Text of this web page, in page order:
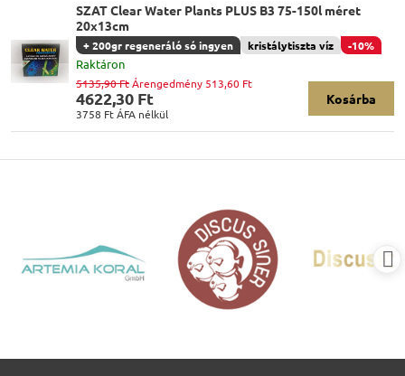
SZAT Clear Water Plants PLUS B3 75-150l méret
20x13cm
+ 200gr regeneráló só ingyen kristálytiszta víz -10%
Raktáron
4622,30 Ft
3758 FtÁFA nélkül
5135,90 FtÁrengedmény 513,60 Ft
Kosárba